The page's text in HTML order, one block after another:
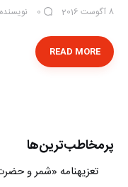
8 آگوست 2016 0 نویسنده
READ MORE
پرمخاطب‌ترین‌ها
تعزیه‎نامه‏ «شمر و حضرت عباس» اثر «میر عزا کاشانی»